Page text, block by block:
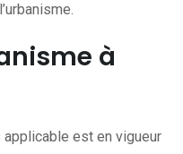
à
applicable est en vigueur